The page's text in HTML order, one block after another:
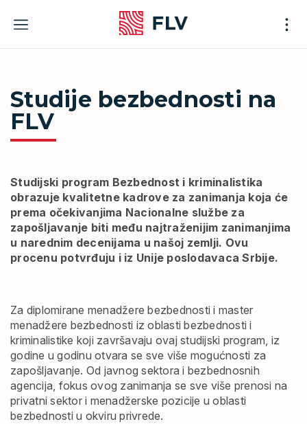
content
Studije bezbednosti na
FLV
Studijski program Bezbednost i kriminalistika
obrazuje kvalitetne kadrove za zanimanja koja će
prema očekivanjima Nacionalne službe za
zapošljavanje biti među najtraženijim zanimanjima
u narednim decenijama u našoj zemlji. Ovu
procenu potvrđuju i iz Unije poslodavaca Srbije.
Za diplomirane menadžere bezbednosti i master
menadžere bezbednosti iz oblasti bezbednosti i
kriminalistike koji završavaju ovaj studijski program, iz
godine u godinu otvara se sve više mogućnosti za
zapošljavanje. Od javnog sektora i bezbednosnih
agencija, fokus ovog zanimanja se sve više prenosi na
privatni sektor i menadžerske pozicije u oblasti
bezbednosti u okviru privrede.